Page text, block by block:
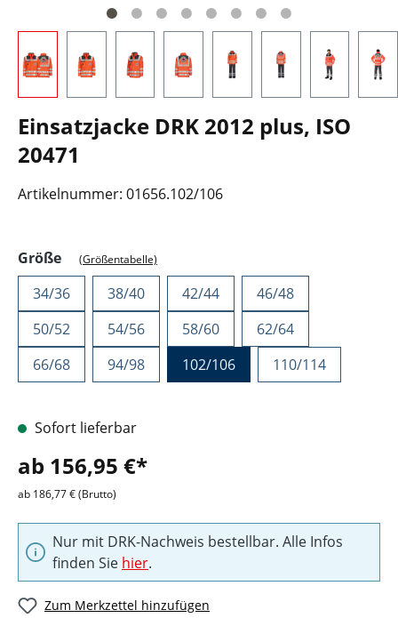
Einsatzjacke DRK 2012 plus, ISO
20471
Artikelnummer: 01656.102/106
Größeauswählen
(Größentabelle)
34/36 38/40 42/44
46/48
50/52
54/56 58/60
62/64
66/68
94/98 102/106 110/114
Sofort lieferbar
ab 156,95 €*
ab 186,77 € (Brutto)
Nur mit DRK-Nachweis bestellbar. Alle Infos
finden Sie hier.
Zum Merkzettel hinzufügen